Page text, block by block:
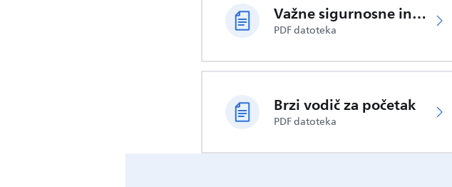
Važne sigurnosne informacije
PDF datoteka
Brzi vodič za početak
PDF datoteka